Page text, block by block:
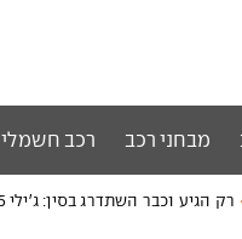
מבחני רכב רכב חשמלי
רק הגיע וכבר השתדרג בסין: ג'ילי EX5 גם עם סוללה וטווח מוגדלים